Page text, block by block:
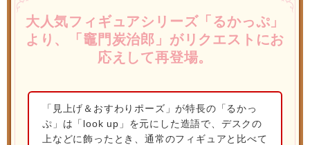
大人気フィギュアシリーズ「るかっぷ」
より、「竈門炭治郎」がリクエストにお
応えして再登場。
「見上げ＆おすわりポーズ」が特長の「るかっ
ぷ」は「look up」を元にした造語で、デスクの
上などに飾ったとき、通常のフィギュアと比べて